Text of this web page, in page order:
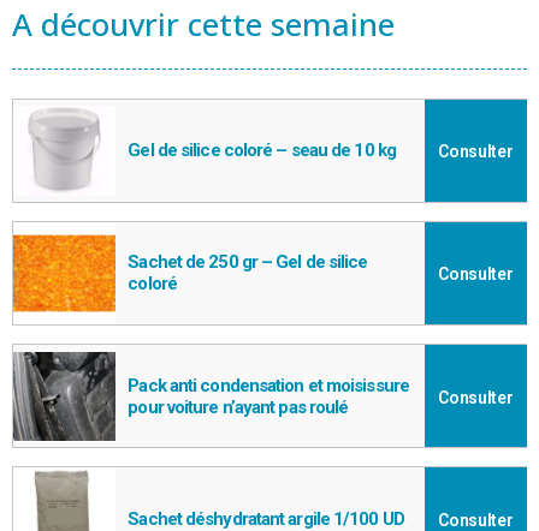
A découvrir cette semaine
Gel de silice coloré – seau de 10 kg Consulter
Sachet de 250 gr – Gel de silice
coloré
Consulter
Pack anti condensation et moisissure
pour voiture n’ayant pas roulé
Consulter
Sachet déshydratant argile 1/100 UD Consulter